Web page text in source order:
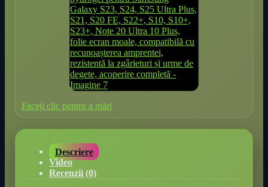
Faceți clic pentru a mări
Descriere
Video
Recenzii (0)